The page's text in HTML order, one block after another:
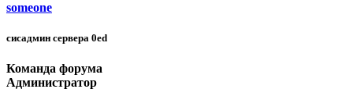
someone
сисадмин сервера 0ed
Команда форума
Администратор